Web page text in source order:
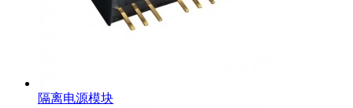
隔离电源模块